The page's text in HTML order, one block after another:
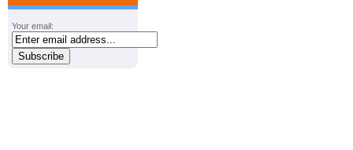
Your email: